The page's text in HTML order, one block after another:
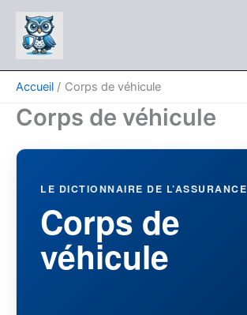
contenu
Accueil Corps de véhicule
Corps de véhicule
LE DICTIONNAIRE DE L’ASSURANCE
Corps de
véhicule